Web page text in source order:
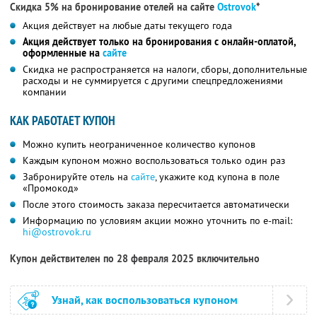
Скидка 5% на бронирование отелей на сайте Ostrovok*
Акция действует на любые даты текущего года
Акция действует только на бронирования с онлайн-оплатой,
оформленные на сайте
Скидка не распространяется на налоги, сборы, дополнительные
расходы и не суммируется с другими спецпредложениями
компании
КАК РАБОТАЕТ КУПОН
Можно купить неограниченное количество купонов
Каждым купоном можно воспользоваться только один раз
Забронируйте отель на сайте, укажите код купона в поле
«Промокод»
После этого стоимость заказа пересчитается автоматически
Информацию по условиям акции можно уточнить по e-mail:
hi@ostrovok.ru
Купон действителен по 28 февраля 2025 включительно
Узнай, как воспользоваться купоном